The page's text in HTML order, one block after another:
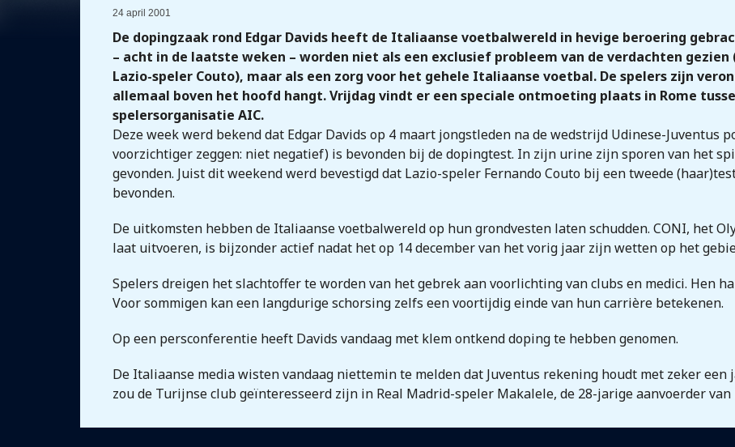
24 april 2001
De dopingzaak rond Edgar Davids heeft de Italiaanse voetbalwereld in hevige beroering
– acht in de laatste weken – worden niet als een exclusief probleem van de verdachten
Lazio-speler Couto), maar als een zorg voor het gehele Italiaanse voetbal. De spelers zijn
allemaal boven het hoofd hangt. Vrijdag vindt er een speciale ontmoeting plaats in Rome
spelersorganisatie AIC.
Deze week werd bekend dat Edgar Davids op 4 maart jongstleden na de wedstrijd Udinese-Juventus
voorzichtiger zeggen: niet negatief) is bevonden bij de dopingtest. In zijn urine zijn sporen van het
gevonden. Juist dit weekend werd bevestigd dat Lazio-speler Fernando Couto bij een tweede
bevonden.
De uitkomsten hebben de Italiaanse voetbalwereld op hun grondvesten laten schudden. CONI, het
laat uitvoeren, is bijzonder actief nadat het op 14 december van het vorig jaar zijn wetten op het
Spelers dreigen het slachtoffer te worden van het gebrek aan voorlichting van clubs en medici. Hen
Voor sommigen kan een langdurige schorsing zelfs een voortijdig einde van hun carrière betekenen.
Op een persconferentie heeft Davids vandaag met klem ontkend doping te hebben genomen.
De Italiaanse media wisten vandaag niettemin te melden dat Juventus rekening houdt met zeker een
zou de Turijnse club geïnteresseerd zijn in Real Madrid-speler Makalele, de 28-jarige aanvoerder van